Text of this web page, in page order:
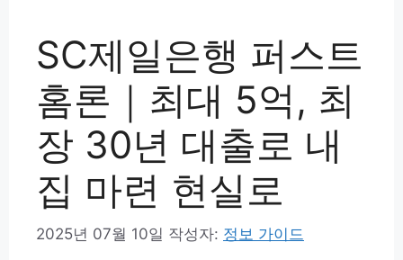
SC제일은행 퍼스트
홈론｜최대 5억, 최
장 30년 대출로 내
집 마련 현실로
2025년 07월 10일 작성자: 정보 가이드